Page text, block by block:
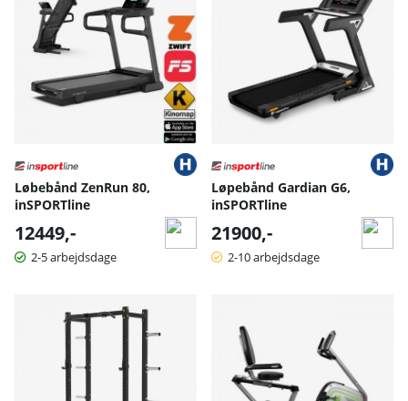
Løbebånd ZenRun 80,
inSPORTline
12449,-
2-5 arbejdsdage
Løpebånd Gardian G6,
inSPORTline
21900,-
2-10 arbejdsdage